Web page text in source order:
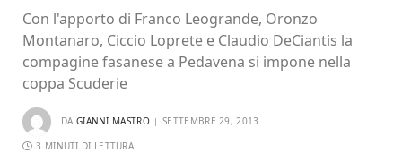
Con l'apporto di Franco Leogrande, Oronzo
Montanaro, Ciccio Loprete e Claudio DeCiantis la
compagine fasanese a Pedavena si impone nella
coppa Scuderie
DA GIANNI MASTRO SETTEMBRE 29, 2013
3 MINUTI DI LETTURA